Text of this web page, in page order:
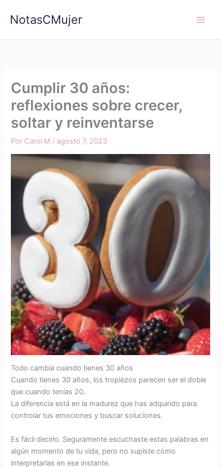
NotasCMujer
Cumplir 30 años:
reflexiones sobre crecer,
soltar y reinventarse
Por Carol M / agosto 7, 2023
Todo cambia cuando tienes 30 años
Cuando tienes 30 años, los tropiezos parecen ser el doble
que cuando tenías 20.
La diferencia está en la madurez que has adquirido para
controlar tus emociones y buscar soluciones.
Es fácil decirlo. Seguramente escuchaste estas palabras en
algún momento de tu vida, pero no supiste cómo
interpretarlas en ese instante.